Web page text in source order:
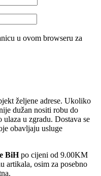
u ovom browseru za
željene adrese. Ukoliko
dužan nositi robu do
ulaza u zgradu. Dostava se
obavljaju usluge
BiHpo cijeni od 9.00KM
artikala, osim za posebno